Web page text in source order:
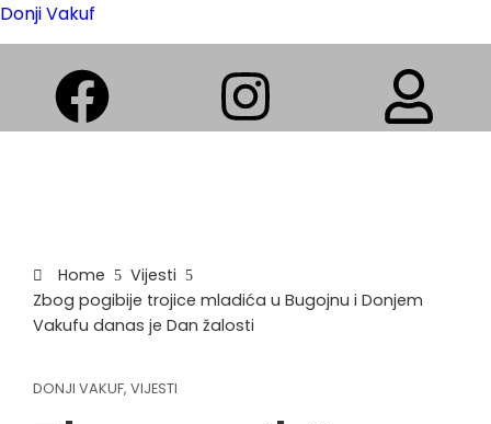
Donji Vakuf
Home
Vijesti
Zbog pogibije trojice mladića u Bugojnu i Donjem
Vakufu danas je Dan žalosti
DONJI VAKUF, VIJESTI